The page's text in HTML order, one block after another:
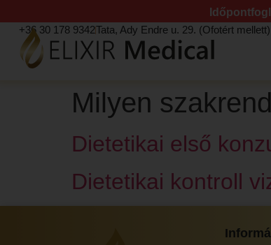
+36 30 178 9342Tata, Ady Endre u. 29. (Ofotért mellett)
Milyen
Dietetikai első
Dietetikai kontroll